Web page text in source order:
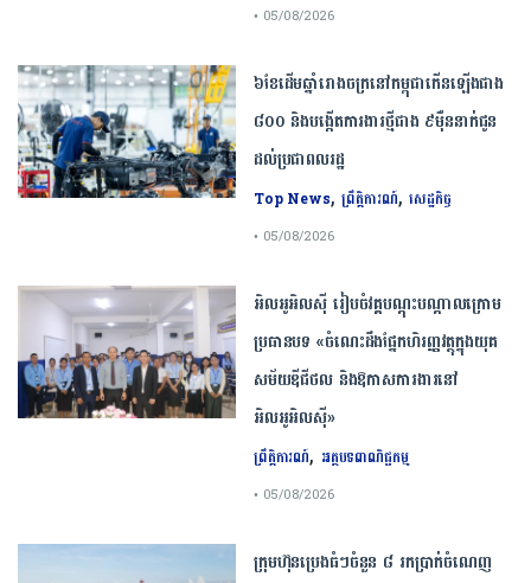
• 05/08/2026
៦ខែដើមឆ្នាំរោងចក្រនៅកម្ពុជាកើនឡើងជាង
៨០០ និងបង្កើតការងារថ្មីជាង ៩ម៉ឺននាក់ជូន
ដល់ប្រជាពលរដ្ឋ
Top News,ព្រឹត្តិការណ៍,សេដ្ឋកិច្ច
• 05/08/2026
អិលអូអិលស៊ី រៀបចំវគ្គបណ្តុះបណ្តាលក្រោម
ប្រធានបទ «ចំណេះដឹងផ្នែកហិរញ្ញវត្ថុក្នុងយុគ
សម័យឌីជីថល និងឱកាសការងារនៅ
អិលអូអិលស៊ី»
ព្រឹត្តិការណ៍, អត្ថបទពាណិជ្ជកម្ម
• 05/08/2026
ក្រុមហ៊ុនប្រេងធំៗចំនួន ៨ រកប្រាក់ចំណេញ